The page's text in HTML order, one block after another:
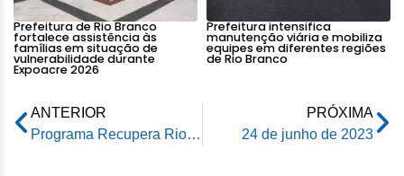
Prefeitura de Rio Branco
fortalece assistência às
famílias em situação de
vulnerabilidade durante
Expoacre 2026
Prefeitura intensifica
manutenção viária e mobiliza
equipes em diferentes regiões
de Rio Branco
ANTERIOR
Programa Recupera Rio Branco tem obras bem avançadas e primeiras ruas já ficam prontas na próxima semana
PRÓXIMA
24 de junho de 2023